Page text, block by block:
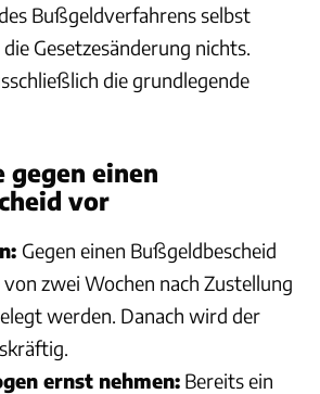
Bußgeldverfahrens selbst
Gesetzesänderung nichts.
die grundlegende
gegen einen
vor
Gegen einen Bußgeldbescheid
zwei Wochen nach Zustellung
werden. Danach wird der
ernst nehmen: Bereits ein